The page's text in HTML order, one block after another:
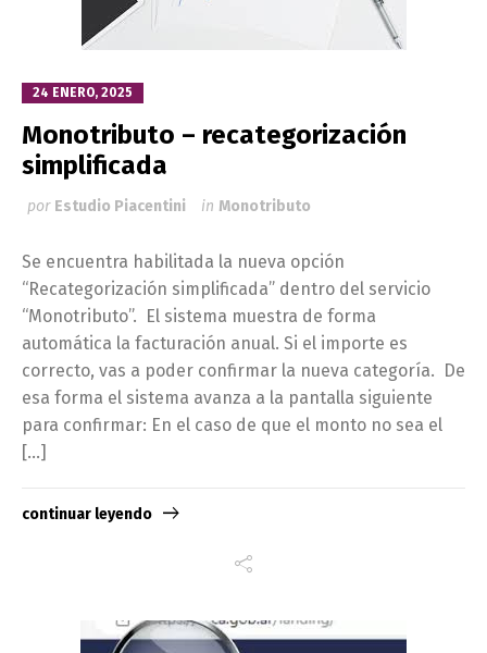
24 ENERO, 2025
Monotributo – recategorización
simplificada
por Estudio Piacentini in Monotributo
Se encuentra habilitada la nueva opción
“Recategorización simplificada” dentro del servicio
“Monotributo”. El sistema muestra de forma
automática la facturación anual. Si el importe es
correcto, vas a poder confirmar la nueva categoría. De
esa forma el sistema avanza a la pantalla siguiente
para confirmar: En el caso de que el monto no sea el
[…]
continuar leyendo